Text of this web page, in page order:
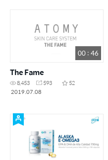
00 : 46
The Fame
8,453 593
52
2019.07.08